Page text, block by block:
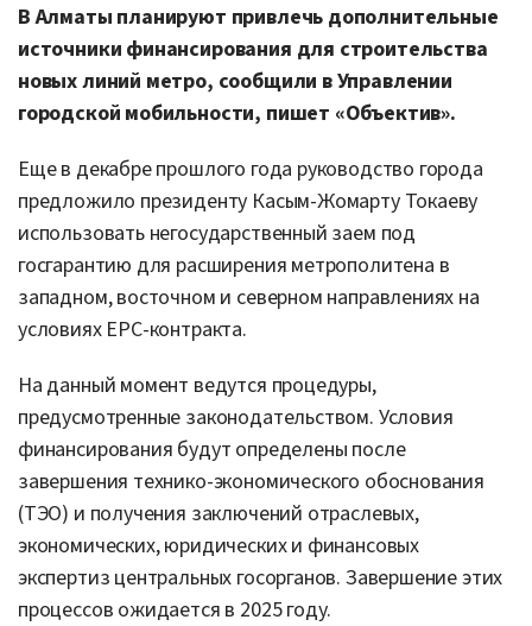
В Алматы планируют привлечь дополнительные
источники финансирования для строительства
новых линий метро, сообщили в Управлении
городской мобильности, пишет «Объектив».
Еще в декабре прошлого года руководство города
предложило президенту Касым-Жомарту Токаеву
использовать негосударственный заем под
госгарантию для расширения метрополитена в
западном, восточном и северном направлениях на
условиях EPC-контракта.
На данный момент ведутся процедуры,
предусмотренные законодательством. Условия
финансирования будут определены после
завершения технико-экономического обоснования
(ТЭО) и получения заключений отраслевых,
экономических, юридических и финансовых
экспертиз центральных госорганов. Завершение этих
процессов ожидается в 2025 году.